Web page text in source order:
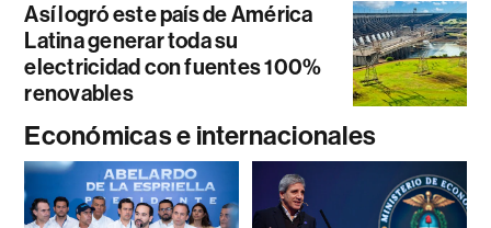
Así logró este país de América
Latina generar toda su
electricidad con fuentes 100%
renovables
Económicas e internacionales